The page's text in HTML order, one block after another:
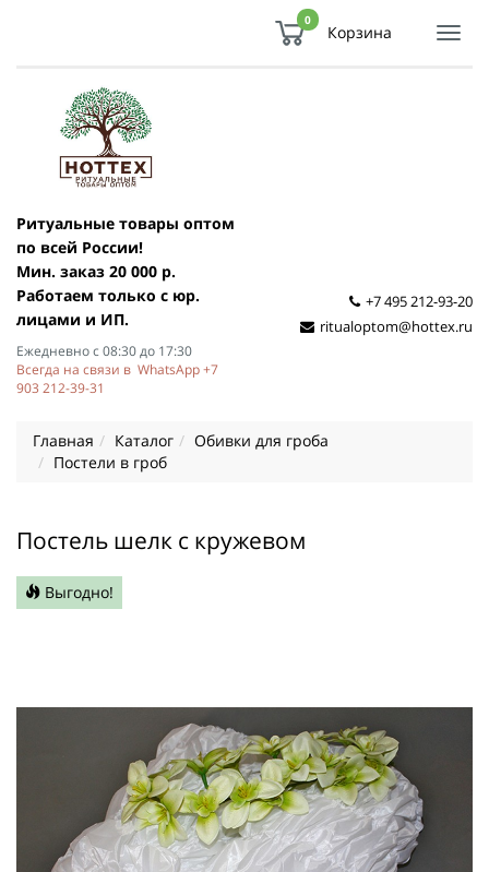
0
Корзина
Ритуальные товары оптом
по всей России!
Мин. заказ 20 000 р.
Работаем только с юр.
лицами и ИП.
Ежедневно с 08:30 до 17:30
Всегда на связи в WhatsApp +7
903 212-39-31
+7 495 212-93-20
ritualoptom@hottex.ru
Главная Каталог
Обивки для гроба
Постели в гроб
Постель шелк с кружевом
Выгодно!